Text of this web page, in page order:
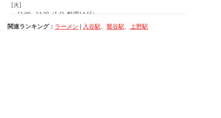
関連ランキング： ラーメン 入谷駅、 鶯谷駅、 上野駅